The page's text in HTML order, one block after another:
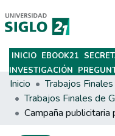
Subir
INICIO EBOOK21
INVESTIGACIÓN
Inicio
Trabajos Finales de